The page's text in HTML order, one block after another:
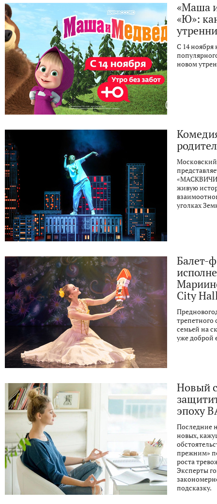
«Маша
«Ю»:
С 14 ноября
новом
живую
уголках
Балет-
City
семьей на
уже доброй
Новый
эпоху
Последние
новых,
прежним»
роста
Эксперты
подсказку.